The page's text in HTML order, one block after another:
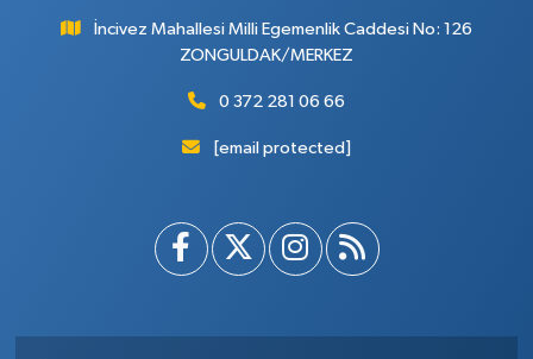
İncivez Mahallesi Milli Egemenlik Caddesi No: 126
ZONGULDAK/MERKEZ
0 372 281 06 66
[email protected]